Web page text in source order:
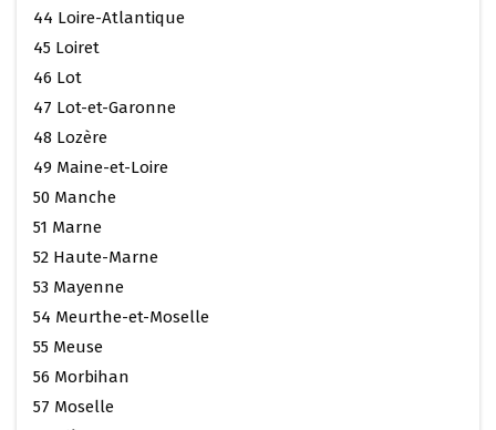
44 Loire-Atlantique
45 Loiret
46 Lot
47 Lot-et-Garonne
48 Lozère
49 Maine-et-Loire
50 Manche
51 Marne
52 Haute-Marne
53 Mayenne
54 Meurthe-et-Moselle
55 Meuse
56 Morbihan
57 Moselle